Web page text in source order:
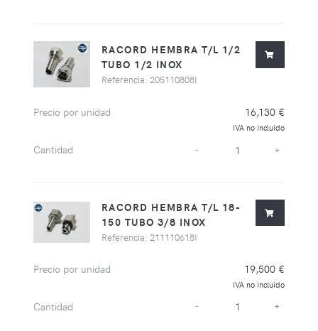
RACORD HEMBRA T/L 1/2
TUBO 1/2 INOX
Referencia: 205110808I
Precio por unidad 16,130 €
IVA no incluido
Cantidad - +
RACORD HEMBRA T/L 18-
150 TUBO 3/8 INOX
Referencia: 211110618I
Precio por unidad 19,500 €
IVA no incluido
Cantidad - +